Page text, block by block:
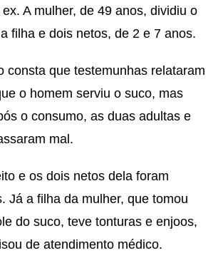
A mulher, de 49 anos, dividiu o
filha e dois netos, de 2 e 7 anos.
consta que testemunhas relataram
o homem serviu o suco, mas
o consumo, as duas adultas e
mal.
e os dois netos dela foram
Já a filha da mulher, que tomou
do suco, teve tonturas e enjoos,
de atendimento médico.